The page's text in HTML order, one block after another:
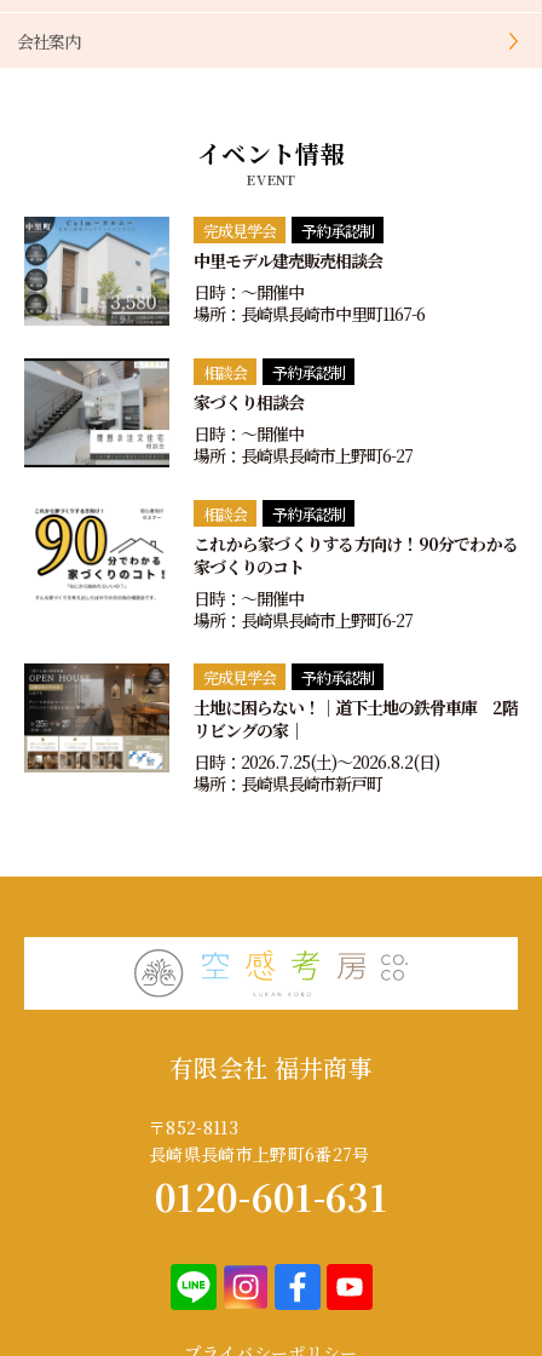
会社案内
イベント情報
EVENT
完成見学会 予約承認制
中里モデル建売販売相談会
日時：〜開催中
場所：長崎県長崎市中里町1167-6
相談会 予約承認制
家づくり相談会
日時：〜開催中
場所：長崎県長崎市上野町6-27
相談会 予約承認制
これから家づくりする方向け！90分でわかる
家づくりのコト
日時：〜開催中
場所：長崎県長崎市上野町6-27
完成見学会 予約承認制
土地に困らない！｜道下土地の鉄骨車庫 2階
リビングの家｜
日時：2026.7.25(土)〜2026.8.2(日)
場所：長崎県長崎市新戸町
有限会社 福井商事
〒852-8113
長崎県長崎市上野町6番27号
0120-601-631